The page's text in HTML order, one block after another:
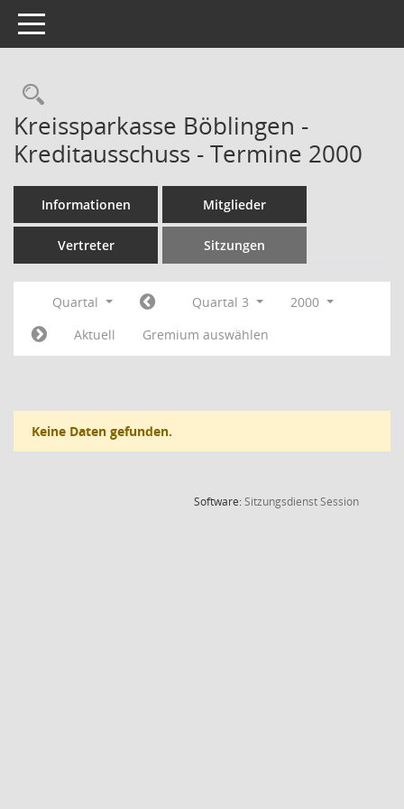
Toggle navigation
Rechercheauswahl
Kreissparkasse Böblingen -
Kreditausschuss - Termine 2000
Informationen Mitglieder
Vertreter Sitzungen
Quartal Quartal 3
2000
Aktuell
Gremium auswählen
Keine Daten gefunden.
Software:SitzungsdienstSession(Wird in